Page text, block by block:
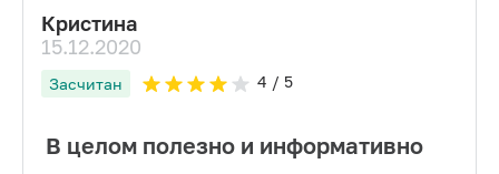
Кристина
15.12.2020
Засчитан 4 / 5
В целом полезно и информативно